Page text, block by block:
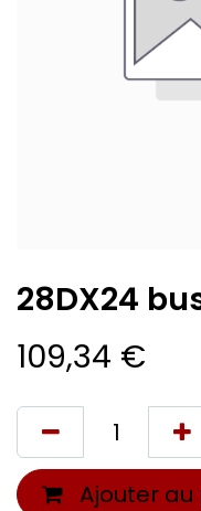
28DX24
109,34 €
Ajouter